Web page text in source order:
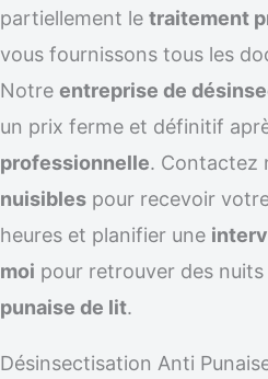
partiellement le traitement
vous fournissons tous les
Notre entreprise de
un prix ferme et définitif
professionnelle. Contactez
nuisibles pour recevoir
heures et planifier une
moi pour retrouver des nuits
punaise de lit.
Désinsectisation Anti